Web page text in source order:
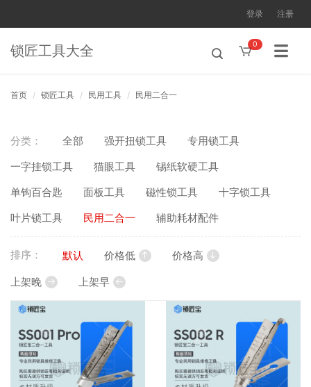
登录 注册
锁匠工具大全 0
首页 锁匠工具 民用工具 民用二合一
分类： 全部 强开扭锁工具
专用锁工具
一字挂锁工具
猫眼工具
锡纸软硬工具
单钩百合匙
面板工具 磁性锁工具
十字锁工具
叶片锁工具
民用二合一 辅助耗材配件
排序： 默认 价格低
价格高
上架晚
上架早